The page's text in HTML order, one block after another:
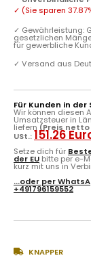
✓ (Sie sparen
✓ Gewährleistung:
gesetzlichen
für gewerbliche
✓ Versand aus
Für Kunden in der
Wir können diesen
Umsatzsteuer in
liefern (Preis netto
USt.:151.26
Setze dich für
der EU bitte per e-
kurz mit uns in
...oder per
+491796159552
KNAPPER